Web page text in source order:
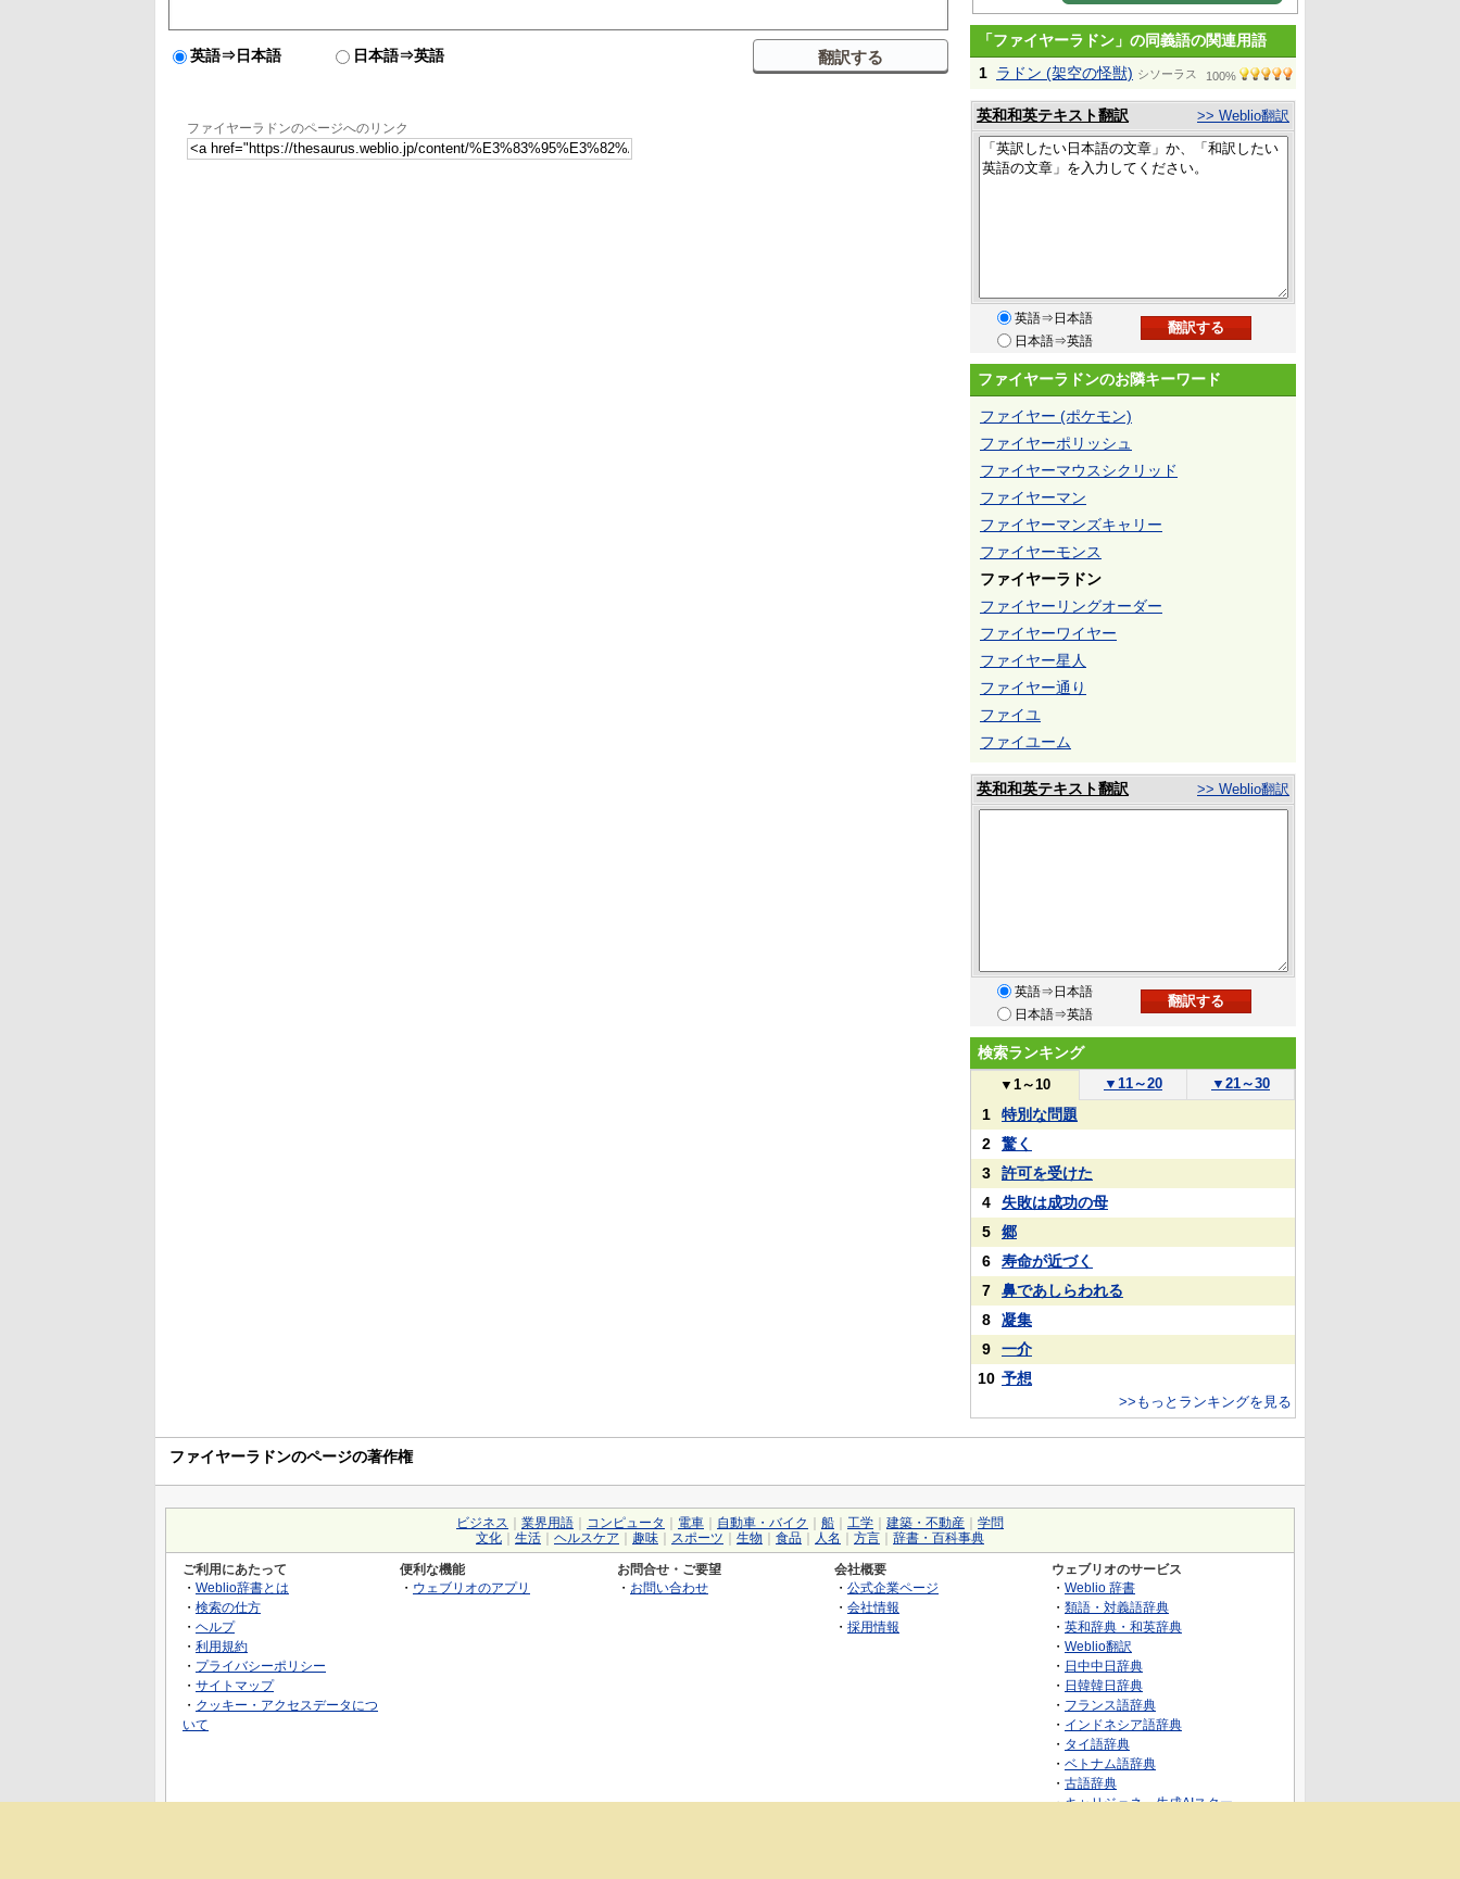
英語⇒日本語 日本語⇒英語
ファイヤーラドンのページへのリンク
「ファイヤーラドン」の同義語の関連用語
1 ラドン (架空の怪獣) シソーラス 100%
英和和英テキスト翻訳 >> Weblio翻訳
英語⇒日本語
日本語⇒英語
ファイヤーラドンのお隣キーワード
ファイヤー (ポケモン)
ファイヤーポリッシュ
ファイヤーマウスシクリッド
ファイヤーマン
ファイヤーマンズキャリー
ファイヤーモンス
ファイヤーラドン
ファイヤーリングオーダー
ファイヤーワイヤー
ファイヤー星人
ファイヤー通り
ファイユ
ファイユーム
英和和英テキスト翻訳 >> Weblio翻訳
英語⇒日本語
日本語⇒英語
検索ランキング
▼ 1～10 ▼ 11～20 ▼ 21～30
1
特別な問題
2
驚く
3
許可を受けた
4
失敗は成功の母
5
郷
6
寿命が近づく
7
鼻であしらわれる
8
凝集
9
一介
10 予想
>>もっとランキングを見る
ファイヤーラドンのページの著作権
ビジネス 業界用語 コンピュータ 電車 自動車・バイク 船 工学 建築・不動産
学問
文化
生活 ヘルスケア 趣味 スポーツ 生物 食品 人名 方言 辞書・百科事典
ご利用にあたって
・ Weblio辞書とは
・ 検索の仕方
・ ヘルプ
・ 利用規約
・ プライバシーポリシー
・ サイトマップ
・ クッキー・アクセスデータにつ
いて
便利な機能
・ ウェブリオのアプリ
お問合せ・ご要望
・ お問い合わせ
会社概要
・ 公式企業ページ
・ 会社情報
・ 採用情報
ウェブリオのサービス
・ Weblio 辞書
・ 類語・対義語辞典
・ 英和辞典・和英辞典
・ Weblio翻訳
・ 日中中日辞典
・ 日韓韓日辞典
・ フランス語辞典
・ インドネシア語辞典
・ タイ語辞典
・ ベトナム語辞典
・ 古語辞典
・キャリジェネ～生成AIスクー